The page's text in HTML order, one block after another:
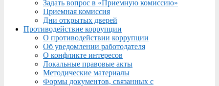
Задать вопрос в «Приемную комиссию»
Приемная комиссия
Дни открытых дверей
Противодействие коррупции
О противодействии коррупции
Об уведомлении работодателя
О конфликте интересов
Локальные правовые акты
Методические материалы
Формы документов, связанных с